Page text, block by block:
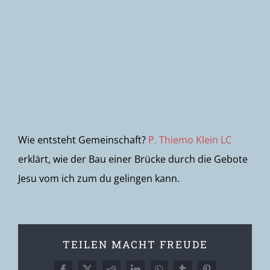
Wie entsteht Gemeinschaft? P. Thiemo Klein LC
erklärt, wie der Bau einer Brücke durch die Gebote
Jesu vom ich zum du gelingen kann.
TEILEN MACHT FREUDE